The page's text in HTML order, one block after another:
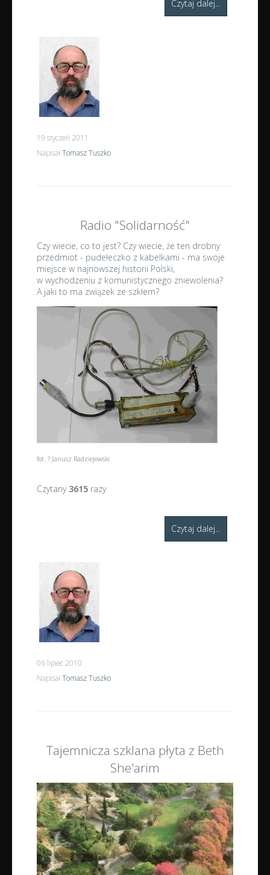
Czytaj dalej...
19 styczeń 2011
Napisał Tomasz Tuszko
Radio "Solidarność"
Czy wiecie, co to jest? Czy wiecie, że ten drobny
przedmiot - pudełeczko z kabelkami - ma swoje
miejsce w najnowszej historii Polski,
w wychodzeniu z komunistycznego zniewolenia?
A jaki to ma związek ze szkłem?
fot. ? Janusz Radziejowski
Czytany 3615razy
Czytaj dalej...
06 lipiec 2010
Napisał Tomasz Tuszko
Tajemnicza szklana płyta z Beth
She'arim